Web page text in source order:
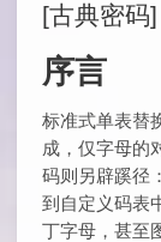
[古典密码
序言
标准式单表替
成，仅字母的
码则另辟蹊径
到自定义码表
丁字母，甚至